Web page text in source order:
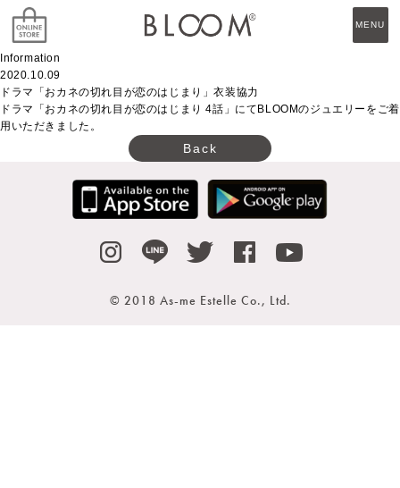
MENU
Information
2020.10.09
ドラマ「おカネの切れ目が恋のはじまり」衣装協力
ドラマ「おカネの切れ目が恋のはじまり 4話」にてBLOOMのジュエリーをご着
用いただきました。
Back
© 2018 As-me Estelle Co., Ltd.